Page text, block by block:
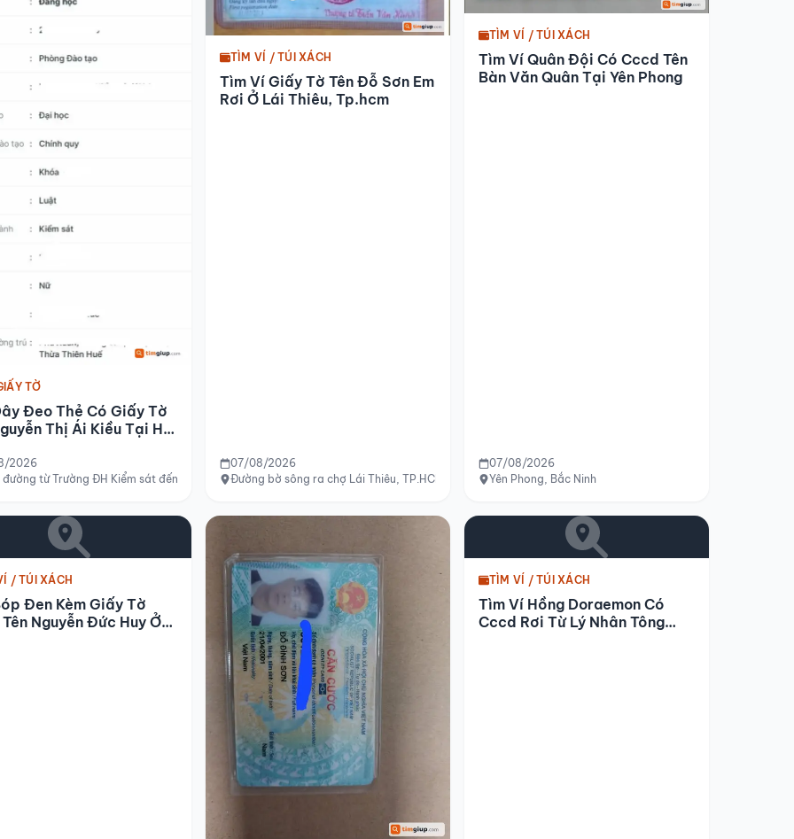
Sét
TỜ
Đeo Thẻ Có Giấy Tờ
Thị Ái Kiều Tại Hà
2026
từ Trường ĐH Kiểm sát đến tòa I1 Vinsmart Tây Mỗ, Hà Nội
TÌM VÍ / TÚI XÁCH
Tìm Ví Giấy Tờ Tên Đỗ Sơn Em
Rơi Ở Lái Thiêu, Tp.hcm
07/08/2026
Đường bờ sông ra chợ Lái Thiêu, TP.HCM
TÌM VÍ / TÚI XÁCH
Tìm Ví Quân Đội Có Cccd Tên
Bàn Văn Quân Tại Yên Phong
07/08/2026
Yên Phong, Bắc Ninh
/ TÚI XÁCH
Đen Kèm Giấy Tờ
Nguyễn Đức Huy Ở
TÌM VÍ / TÚI XÁCH
Tìm Ví Hồng Doraemon Có
Cccd Rơi Từ Lý Nhân Tông